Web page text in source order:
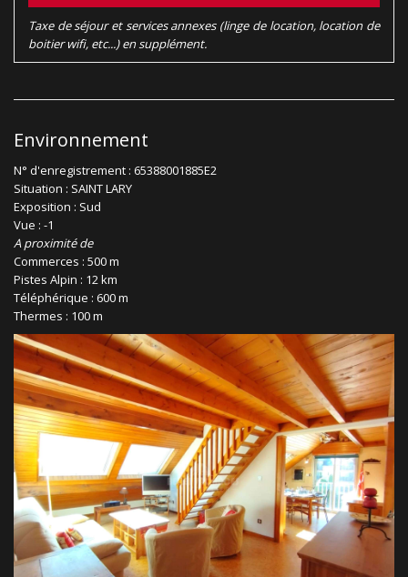
Taxe de séjour et services annexes (linge de location, location de
boitier wifi, etc...) en supplément.
Environnement
N° d'enregistrement : 65388001885E2
Situation : SAINT LARY
Exposition : Sud
Vue : -1
A proximité de
Commerces : 500 m
Pistes Alpin : 12 km
Téléphérique : 600 m
Thermes : 100 m